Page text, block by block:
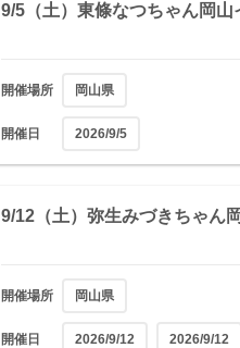
9/5（土）東條なつちゃん岡山
開催場所 岡山県
開催日 2026/9/5
9/12（土）弥生みづきちゃん
開催場所 岡山県
開催日 2026/9/12 2026/9/12